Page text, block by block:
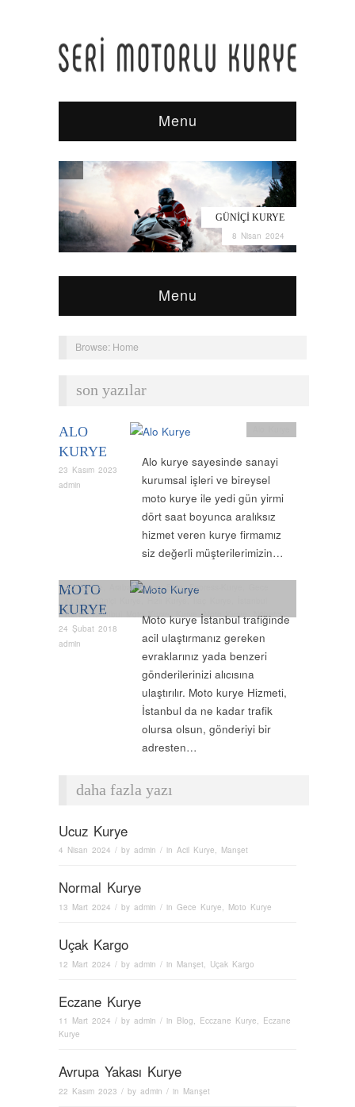
Menu
GÜNIÇI KURYE
8 Nisan 2024
Menu
Browse: Home
son yazılar
ALO
KURYE
23 Kasım 2023
admin
Alo kurye sayesinde sanayi
kurumsal işleri ve bireysel
moto kurye ile yedi gün yirmi
dört saat boyunca aralıksız
hizmet veren kurye firmamız
siz değerli müşterilerimizin…
MOTO
KURYE
24 Şubat 2018
admin
Acil Kurye Arabalı Kurye, Blog,Express-Kurye
Kurye,İstanbul Moto Kurye , , Moto Kurye
Nöbetçi
Kurye,Normal Kurye Özel Kurye Vip Kurye
Yurtiiçi Kurye
Moto kurye İstanbul trafiğinde
acil ulaştırmanız gereken
evraklarınız yada benzeri
gönderilerinizi alıcısına
ulaştırılır. Moto kurye Hizmeti,
İstanbul da ne kadar trafik
olursa olsun, gönderiyi bir
adresten…
daha fazla yazı
Ucuz Kurye
4 Nisan 2024 / by admin / in Acil Kurye, Manşet
Normal Kurye
13 Mart 2024 / by admin / in Gece Kurye, Moto Kurye
Uçak Kargo
12 Mart 2024 / by admin / in Manşet Uçak Kargo
Eczane Kurye
11 Mart 2024 / by admin / in Blog, Ecczane Kurye, Eczane
Kurye
Avrupa Yakası Kurye
22 Kasım 2023 / by admin / in Manşet